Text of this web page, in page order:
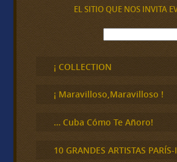
EL SITIO QUE NOS INVITA
B
u
c
a
¡ COLLECTION
¡ Maravilloso,Maravilloso !
… Cuba Cómo Te Añoro!
10 GRANDES ARTISTAS